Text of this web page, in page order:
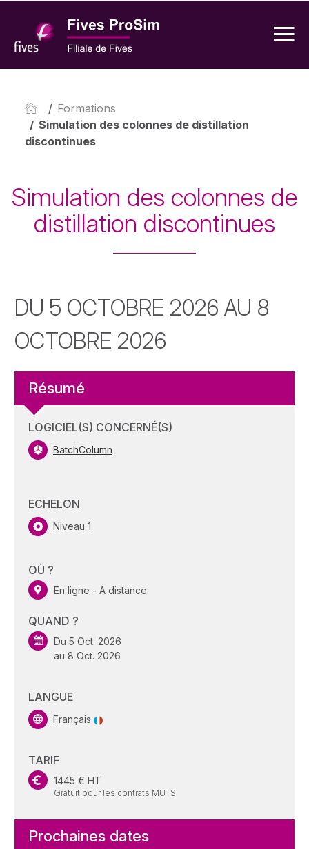
/ Formations
/ Simulation des colonnes de distillation
discontinues
Simulation des colonnes de
distillation discontinues
DU 5 OCTOBRE 2026 AU 8
OCTOBRE 2026
Résumé
LOGICIEL(S) CONCERNÉ(S)
BatchColumn
ECHELON
Niveau 1
OÙ ?
En ligne - A distance
QUAND ?
Du 5 Oct. 2026
au 8 Oct. 2026
LANGUE
Français
TARIF
1445 € HT
Gratuit pour les contrats MUTS
Prochaines dates